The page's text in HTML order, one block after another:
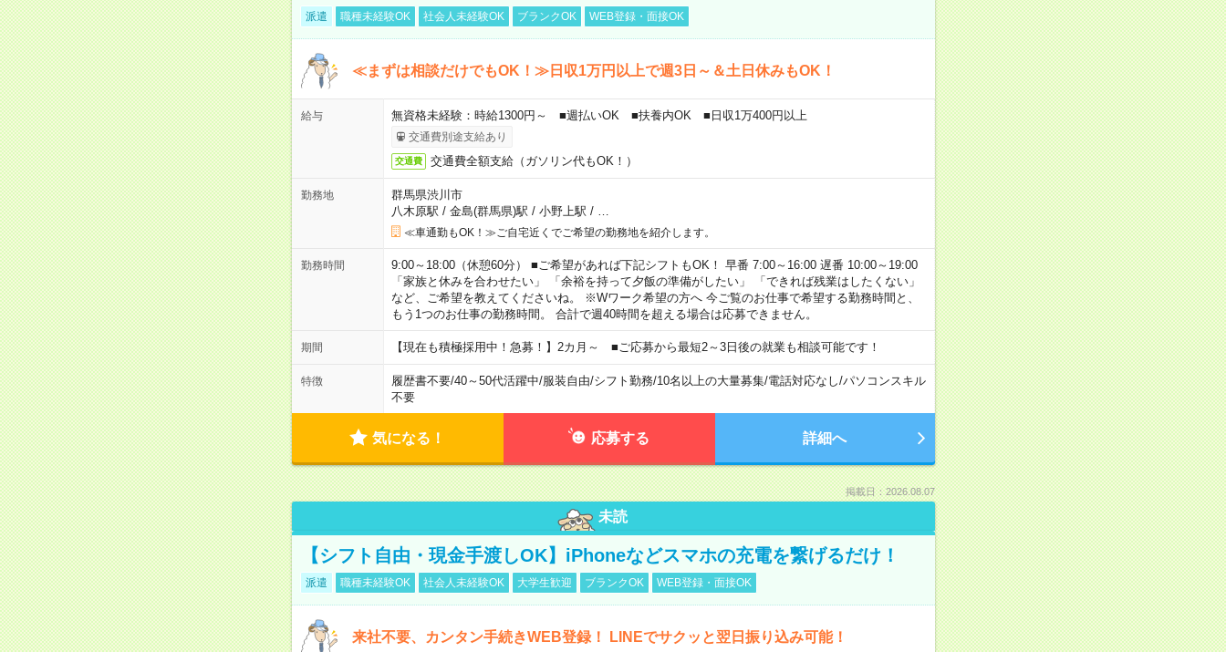
派遣 職種未経験OK 社会人未経験OK ブランクOK WEB登録・面接OK
≪まずは相談だけでもOK！≫日収1万円以上で週3日～＆土日休みもOK！
給与 無資格未経験：時給1300円～ ■週払いOK ■扶養内OK ■日収1万400円以上
交通費別途支給あり
交通費 交通費全額支給（ガソリン代もOK！）
勤務地
群馬県渋川市
八木原駅 / 金島(群馬県)駅 / 小野上駅 /
≪車通勤もOK！≫ご自宅近くでご希望の勤務地を紹介します。
勤務時間
9:00～18:00（休憩60分） ■ご希望があれば下記シフトもOK！ 早番 7:00～16:00 遅番 10:00～19:00
「家族と休みを合わせたい」 「余裕を持って夕飯の準備がしたい」 「できれば残業はしたくない」
など、ご希望を教えてくださいね。 ※Wワーク希望の方へ 今ご覧のお仕事で希望する勤務時間と、
もう1つのお仕事の勤務時間。 合計で週40時間を超える場合は応募できません。
期間 【現在も積極採用中！急募！】2カ月～ ■ご応募から最短2～3日後の就業も相談可能です！
特徴 履歴書不要/40～50代活躍中/服装自由/シフト勤務/10名以上の大量募集/電話対応なし/パソコンスキル
不要
気になる！ 応募する 詳細へ
掲載日：2026.08.07
未読
【シフト自由・現金手渡しOK】iPhoneなどスマホの充電を繋げるだけ！
派遣 職種未経験OK 社会人未経験OK 大学生歓迎 ブランクOK WEB登録・面接OK
来社不要、カンタン手続きWEB登録！ LINEでサクッと翌日振り込み可能！